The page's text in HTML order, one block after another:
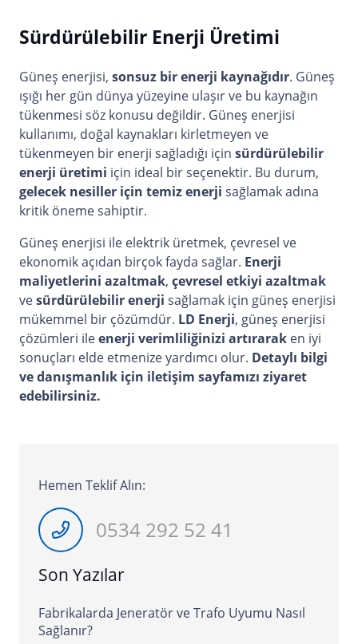
Sürdürülebilir Enerji Üretimi
Güneş enerjisi, sonsuz bir enerji kaynağıdır. Güneş
ışığı her gün dünya yüzeyine ulaşır ve bu kaynağın
tükenmesi söz konusu değildir. Güneş enerjisi
kullanımı, doğal kaynakları kirletmeyen ve
tükenmeyen bir enerji sağladığı için sürdürülebilir
enerji üretimi için ideal bir seçenektir. Bu durum,
gelecek nesiller için temiz enerji sağlamak adına
kritik öneme sahiptir.
Güneş enerjisi ile elektrik üretmek, çevresel ve
ekonomik açıdan birçok fayda sağlar. Enerji
maliyetlerini azaltmak, çevresel etkiyi azaltmak
vesürdürülebilir enerji sağlamak için güneş enerjisi
mükemmel bir çözümdür. LD Enerji, güneş enerjisi
çözümleri ileenerji verimliliğinizi artırarak en iyi
sonuçları elde etmenize yardımcı olur. Detaylı bilgi
ve danışmanlık için iletişim sayfamızı ziyaret
edebilirsiniz.
Hemen Teklif Alın:
0534 292 52 41
Son Yazılar
Fabrikalarda Jeneratör ve Trafo Uyumu Nasıl
Sağlanır?